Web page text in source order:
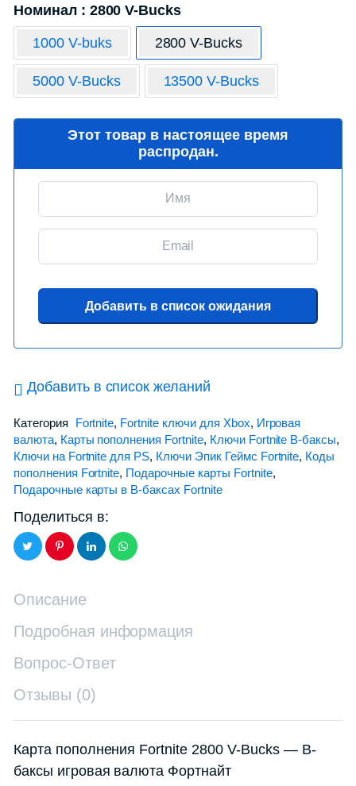
Номинал : 2800 V-Bucks
1000 V-buks 2800 V-Bucks
5000 V-Bucks 13500 V-Bucks
Этот товар в настоящее время
распродан.
Добавить в список желаний
Категория Fortnite, Fortnite ключи для Xbox, Игровая
валюта, Карты пополнения Fortnite, Ключи Fortnite В-баксы,
Ключи на Fortnite для PS, Ключи Эпик Геймс Fortnite, Коды
пополнения Fortnite, Подарочные карты Fortnite,
Подарочные карты в В-баксах Fortnite
Поделиться в:
Описание
Подробная информация
Вопрос-Ответ
Отзывы (0)
Карта пополнения Fortnite 2800 V-Bucks — В-
баксы игровая валюта Фортнайт